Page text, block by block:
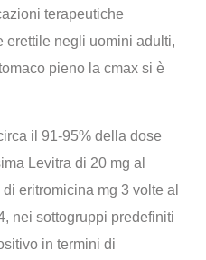
terapeutiche
erettile negli uomini adulti,
pieno la cmax si è
il 91-95% della dose
Levitra di 20 mg al
eritromicina mg 3 volte al
nei sottogruppi predefiniti
in termini di